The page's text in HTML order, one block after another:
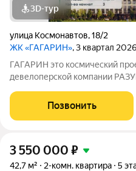
3D-тур
улица Космонавтов,18/2
ЖК «ГАГАРИН», 3 квартал 2026
ГАГАРИН это космический проект от федеральной
девелоперской компании
отправился в космос, станут
начинаниях. В районе есть
Позвонить
3 550 000 ₽
42,7 м² 2-комн. квартира 5